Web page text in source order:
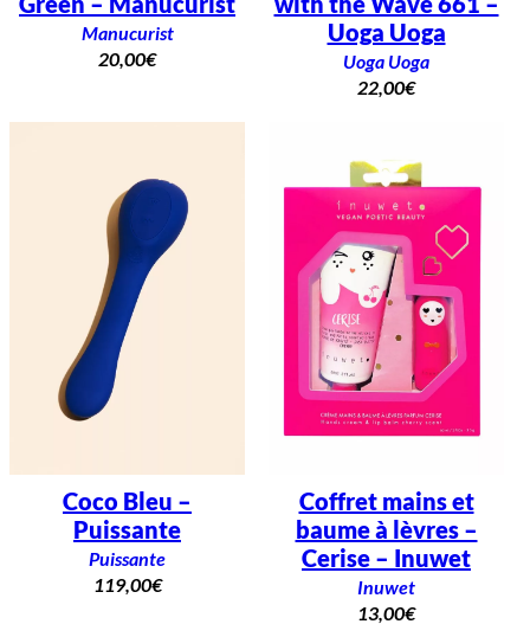
Manucurist
20,00€
Uoga Uoga
Uoga Uoga
22,00€
Coco Bleu –
Puissante
Puissante
119,00€
Coffret mains et
baume à lèvres –
Cerise – Inuwet
Inuwet
13,00€